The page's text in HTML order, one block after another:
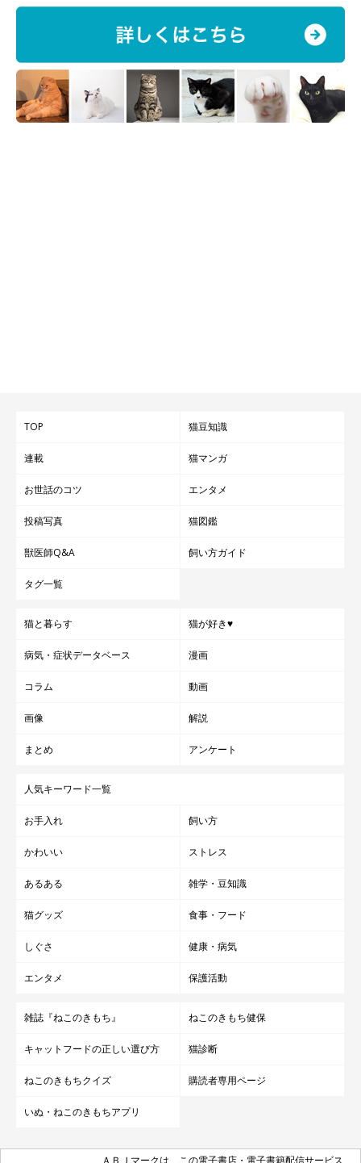
TOP 猫豆知識
連載 猫マンガ
お世話のコツ エンタメ
投稿写真 猫図鑑
獣医師Q&A 飼い方ガイド
タグ一覧
猫と暮らす 猫が好き♥
病気・症状データベース 漫画
コラム 動画
画像 解説
まとめ アンケート
人気キーワード一覧
お手入れ 飼い方
かわいい ストレス
あるある 雑学・豆知識
猫グッズ 食事・フード
しぐさ 健康・病気
エンタメ 保護活動
雑誌『ねこのきもち』 ねこのきもち健保
キャットフードの正しい選び方 猫診断
ねこのきもちクイズ 購読者専用ページ
いぬ・ねこのきもちアプリ
ＡＢＪマークは、この電子書店・電子書籍配信サービス